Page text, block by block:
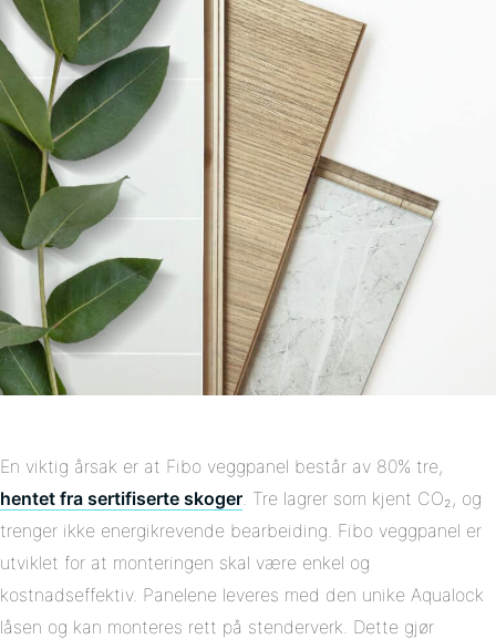
En viktig årsak er at Fibo veggpanel består av 80% tre,
hentet fra sertifiserte skoger . Tre lagrer som kjent CO₂, og
trenger ikke energikrevende bearbeiding. Fibo veggpanel er
utviklet for at monteringen skal være enkel og
kostnadseffektiv. Panelene leveres med den unike Aqualock
låsen og kan monteres rett på stenderverk. Dette gjør